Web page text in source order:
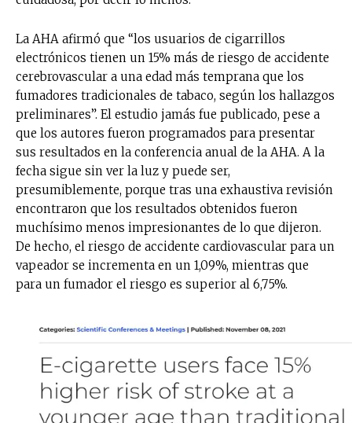
La AHA afirmó que “los usuarios de cigarrillos
electrónicos tienen un 15% más de riesgo de accidente
cerebrovascular a una edad más temprana que los
fumadores tradicionales de tabaco, según los hallazgos
preliminares”. El estudio jamás fue publicado, pese a
que los autores fueron programados para presentar
sus resultados en la conferencia anual de la AHA. A la
fecha sigue sin ver la luz y puede ser,
presumiblemente, porque tras una exhaustiva revisión
encontraron que los resultados obtenidos fueron
muchísimo menos impresionantes de lo que dijeron.
De hecho, el riesgo de accidente cardiovascular para un
vapeador se incrementa en un 1,09%, mientras que
para un fumador el riesgo es superior al 6,75%.